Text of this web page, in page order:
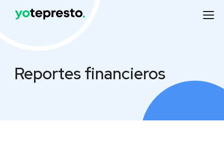
Reportes financieros